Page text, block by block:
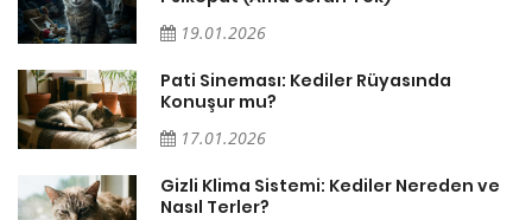
19.01.2026
Pati Sineması: Kediler Rüyasında
Konuşur mu?
17.01.2026
Gizli Klima Sistemi: Kediler Nereden ve
Nasıl Terler?